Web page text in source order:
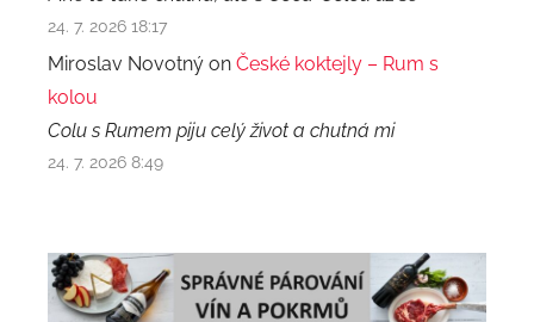
24. 7. 2026 18:17
Miroslav Novotný on České koktejly – Rum s
kolou
Colu s Rumem piju celý život a chutná mi
24. 7. 2026 8:49